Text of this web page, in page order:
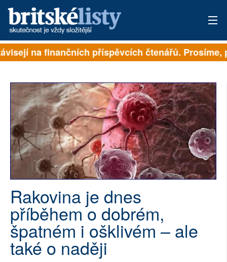
PŘIHLÁSIT
ARCHIV
ROZHOVORY
TÉMATA
NEJČTENĚJŠÍ ZA 7 DNÍ
AUTOŘI
PŘÍSPĚVKY NA PROVOZ
SOCIÁLNÍ SÍTĚ
na finančních příspěvcích čtenářů. Prosíme,
Rakovina je dnes
příběhem o dobrém,
špatném i ošklivém – ale
také o naději